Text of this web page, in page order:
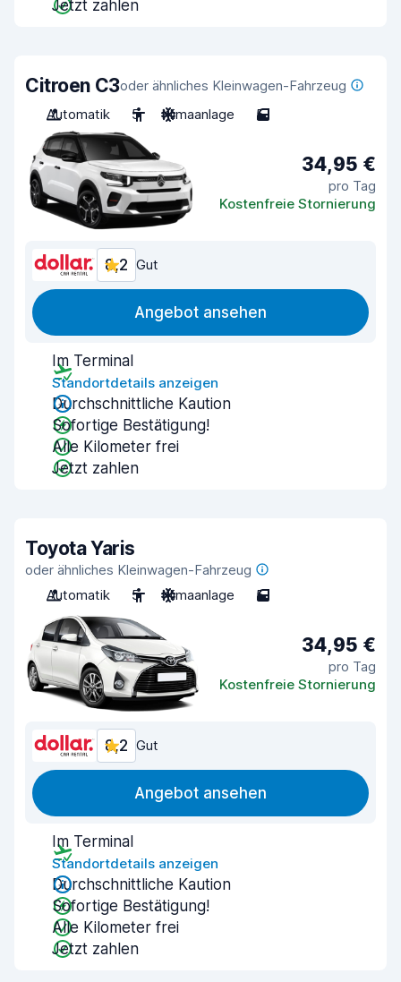
Jetzt zahlen
Citroen C3oder ähnliches Kleinwagen-Fahrzeug
Automatik
5 Klimaanlage 5
34,95 €
pro Tag
Kostenfreie Stornierung
8,2 Gut
Angebot ansehen
Im Terminal
Standortdetails anzeigen
Durchschnittliche Kaution
Sofortige Bestätigung!
Alle Kilometer frei
Jetzt zahlen
Toyota Yaris
oder ähnliches Kleinwagen-Fahrzeug
Automatik
5 Klimaanlage 5
34,95 €
pro Tag
Kostenfreie Stornierung
8,2 Gut
Angebot ansehen
Im Terminal
Standortdetails anzeigen
Durchschnittliche Kaution
Sofortige Bestätigung!
Alle Kilometer frei
Jetzt zahlen